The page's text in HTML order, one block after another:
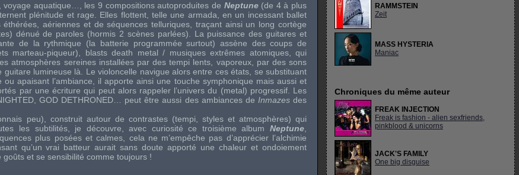
voyage aquatique…, les 9 compositions autoproduites de Neptune (de 4 à plus
plénitude et rage. Elles flottent, telle une armada, en un incessant ballet
éthérées, aériennes et de séquences telluriques, traçant ainsi un long cortège
dénué de paroles (hormis 2 scènes parlées). La puissance des guitares et
de la rythmique (la batterie programmée surtout) assène des coups de
marteau-piqueur), blasts death metal / musiques extrêmes atomiques, qui
atmosphères sereines installées par des tempi lents, vaporeux, par des sons
lumineuse là. Le violoncelle navigue alors entre ces états, se substituant
apaisant l’ambiance, il apporte ainsi une touche symphonique mais aussi et
par une écriture qui peut alors rappeler l’univers du (metal) progressif. Les
, GOD DETHRONED… peut être aussi des ambiances de Inmazesdes
peu), construit autour de contrastes (tempi, styles et atmosphères) qui
les subtilités, je découvre, avec curiosité ce troisième album Neptune
plus posées et calmes, cela ne m’empêche pas d’apprécier l’alchimie
qu’un vrai batteur aurait sans doute apporté une chaleur et ondoiement
et se sensibilité comme toujours !
RAMMSTEIN
Zeit
MASS HYSTERIA
Maniac
Chroniques du même auteur
FREAK INJECTION
Freak is fashion - alien sexfriends,
pinkblood & unicorns
JACK'S FAMILY
One big disguise